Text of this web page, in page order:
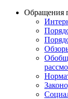
Обращения